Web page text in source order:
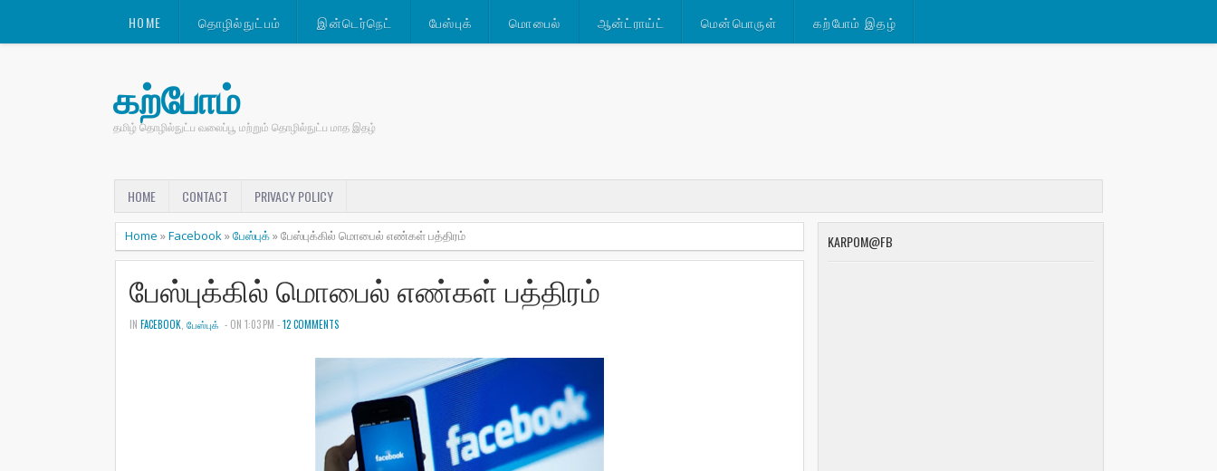
HOME தொழில்நுட்பம் இன்டெர்நெட் பேஸ்புக் மொபைல் ஆன்ட்ராய்ட் மென்பொருள் கற்போம் இதழ்
கற்போம்
தமிழ் தொழில்நுட்ப வலைப்பூ மற்றும் தொழில்நுட்ப மாத இதழ்
HOME CONTACT PRIVACY POLICY
Home »Facebook»பேஸ்புக்»பேஸ்புக்கில் மொபைல் எண்கள் பத்திரம்
பேஸ்புக்கில் மொபைல் எண்கள் பத்திரம்
IN FACEBOOK பேஸ்புக் - ON 1:03 PM -12 COMMENTS
KARPOM@FB